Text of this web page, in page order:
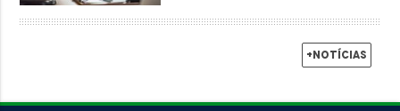
+Notícias